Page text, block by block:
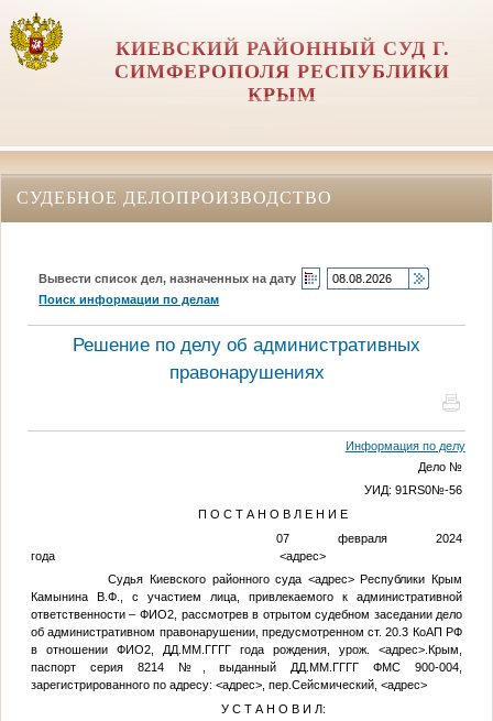
КИЕВСКИЙ РАЙОННЫЙ СУД Г.
СИМФЕРОПОЛЯ РЕСПУБЛИКИ
КРЫМ
СУДЕБНОЕ ДЕЛОПРОИЗВОДСТВО
Вывести список дел, назначенных на дату
Поиск информации по делам
Решение по делу об административных
правонарушениях
Информация по делу
Дело №
УИД: 91RS0№-56
П О С Т А Н О В Л Е Н И Е
07 февраля 2024
года <адрес>
Судья Киевского районного суда <адрес>Республики Крым
Камынина В.Ф., с участием лица, привлекаемого к административной
ответственности – ФИО2 , рассмотрев в отрытом судебном заседании дело
об административном правонарушении, предусмотренном ст. 20.3 КоАП РФ
в отношении ФИО2 ДД.ММ.ГГГГ года рождения, урож.<адрес> .Крым,
паспорт серия 8214
№ , выданный ДД.ММ.ГГГГ ФМС 900-004,
зарегистрированного по адресу: <адрес>, пер.Сейсмический, <адрес>
У С Т А Н О В И Л: